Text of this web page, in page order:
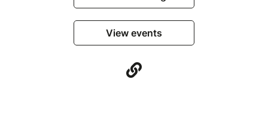
View events